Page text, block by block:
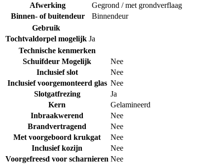
Afwerking
Gegrond / met grondverflaag
Binnen- of buitendeur
Binnendeur
Gebruik
Tochtvaldorpel mogelijk Ja
Technische kenmerken
Schuifdeur Mogelijk
Nee
Inclusief slot
Nee
Inclusief voorgemonteerd glas Nee
Slotgatfrezing
Ja
Kern
Gelamineerd
Inbraakwerend
Nee
Brandvertragend
Nee
Met voorgeboord krukgat
Nee
Inclusief kozijn
Nee
Voorgefreesd voor scharnieren Nee